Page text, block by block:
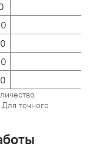
точного